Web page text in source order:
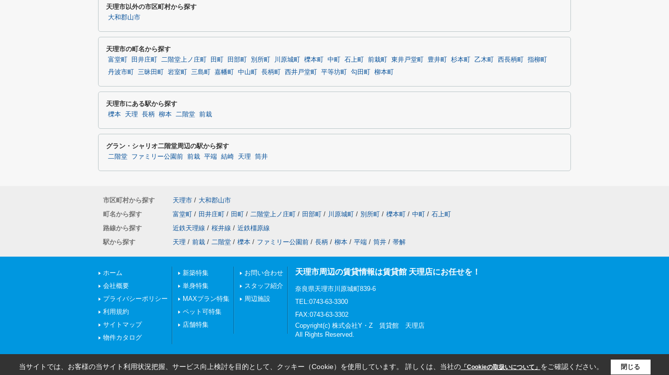
天理市以外の市区町村から探す
大和郡山市
天理市の町名から探す
富堂町 田井庄町 二階堂上ノ庄町 田町 田部町 別所町 川原城町 櫟本町 中町 石上町 前栽町 東井戸堂町 豊井町 杉本町 乙木町 西長柄町
指柳町
丹波市町
三昧田町 岩室町 三島町 嘉幡町 中山町 長柄町 西井戸堂町 平等坊町 勾田町 柳本町
天理市にある駅から探す
櫟本 天理 長柄 柳本 二階堂 前栽
グラン・シャリオ二階堂周辺の駅から探す
二階堂 ファミリー公園前 前栽 平端 結崎 天理 筒井
市区町村から探す 天理市 / 大和郡山市
町名から探す
富堂町 / 田井庄町 / 田町 / 二階堂上ノ庄町 / 田部町 / 川原城町 / 別所町 / 櫟本町 / 中町 / 石上町
路線から探す
近鉄天理線 / 桜井線 / 近鉄橿原線
駅から探す
天理 / 前栽 / 二階堂 / 櫟本 / ファミリー公園前 / 長柄 / 柳本 / 平端 / 筒井 / 帯解
ホーム
会社概要
プライバシーポリシー
利用規約
サイトマップ
物件カタログ
新築特集
単身特集
MAXプラン特集
ペット可特集
店舗特集
お問い合わせ
スタッフ紹介
周辺施設
天理市周辺の賃貸情報は賃貸館 天理店にお任せを！
奈良県天理市川原城町839-6
TEL:0743-63-3300
FAX:0743-63-3302
Copyright(c) 株式会社Y・Z 賃貸館 天理店
All Rights Reserved.
当サイトでは、お客様の当サイト利用状況把握、サービス向上検討を目的として、クッキー（Cookie）を使用しています。 詳しくは、当社の「Cookieの取扱いについて」 をご確認ください。 閉じる